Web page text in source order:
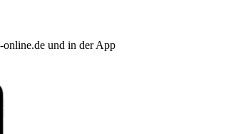
und in der App